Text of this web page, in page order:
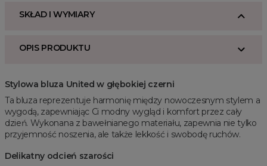
SKŁAD I WYMIARY
OPIS PRODUKTU
Stylowa bluza United w głębokiej czerni
Ta bluza reprezentuje harmonię między nowoczesnym stylem a
wygodą, zapewniając Ci modny wygląd i komfort przez cały
dzień. Wykonana z bawełnianego materiału, zapewnia nie tylko
przyjemność noszenia, ale także lekkość i swobodę ruchów.
Delikatny odcień szarości